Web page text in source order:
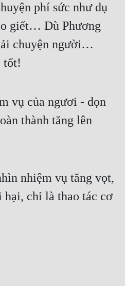
phí sức như dụ
giết… Dù Phương
chuyện người…
tốt!
vụ của ngươi - dọn
thành tăng lên
nhiệm vụ tăng vọt,
chỉ là thao tác cơ